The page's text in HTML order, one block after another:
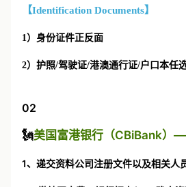
【Identification Documents】
1）身份证件正反面
2）护照/驾驶证/港澳通行证/户口本任
02
🗽美国富港银行（CBiBank）
1、递交资料公司注册文件以及相关人